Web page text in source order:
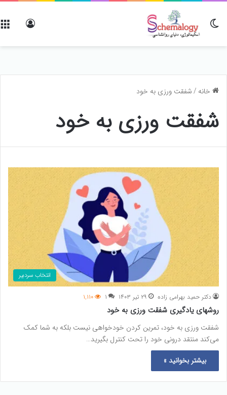
تغییر پوسته
خانه /شفقت ورزی به خود
شفقت ورزی به خود
انتخاب سردبیر
دکتر حمید بهرامی زاده ۲۹ تیر ۱۴۰۳ ۱ ۱,۱۱۰
روشهای یادگیری شفقت ورزی به خود
شفقت ورزی به خود، تمرین کردن خودخواهی نیست بلکه به شما کمک
می‌کند منتقد درونی خود را تحت کنترل بگیرید…
بیشتر بخوانید »